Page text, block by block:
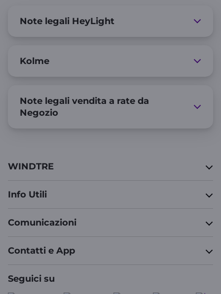
Note legali HeyLight
Kolme
Note legali vendita a rate da
Negozio
WINDTRE
Info Utili
Comunicazioni
Contatti e App
Seguici su